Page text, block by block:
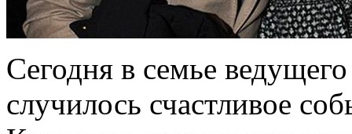
Сегодня в семье
случилось счастливое